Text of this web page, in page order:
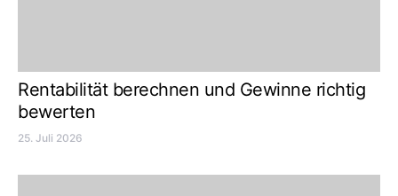
Rentabilität berechnen und Gewinne richtig
bewerten
25. Juli 2026